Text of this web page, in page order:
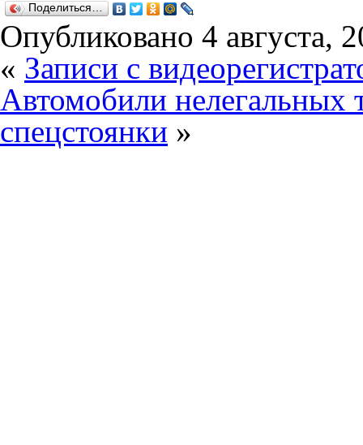
Поделиться…
Опубликовано 4 августа,
« Записи с
Автомобили нелегальных
спецстоянки »